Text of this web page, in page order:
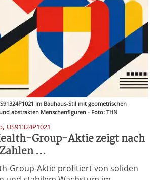
im Bauhaus-Stil mit geometrischen
abstrakten Menschenfiguren - Foto: THN
, US91324P1021
Group-Aktie zeigt nach
...
Group-Aktie profitiert von soliden